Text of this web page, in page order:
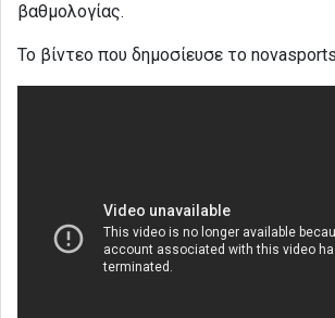
βαθμολογίας.
Το βίντεο που δημοσίευσε το